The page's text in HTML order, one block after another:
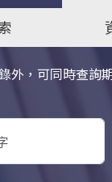
外，可同時查詢